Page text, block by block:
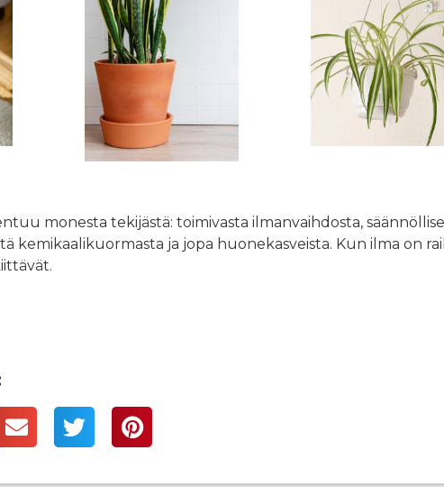
monesta tekijästä: toimivasta ilmanvaihdosta,
kemikaalikuormasta ja jopa huonekasveista. Kun ilma on